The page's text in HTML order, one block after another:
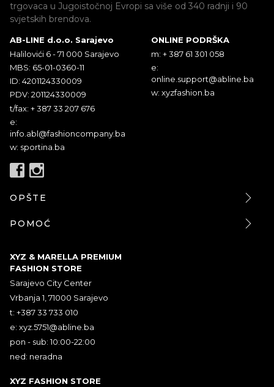
trgovaca u Jugoistočnoj Evropi sa više od 340 radnji i 90
svjetskih brendova.
AB-LINE d.o.o. Sarajevo
Halilovići 6 - 71 000 Sarajevo
MBS: 65-01-0360-11
ID: 4201124330009
PDV: 201124330009
t/fax: + 387 33 207 676
e:
info.abl@fashioncompany.ba
w: sportina.ba
ONLINE PODRŠKA
m: + 387 61 301 058
e:
online.support@abline.ba
w: xyzfashion.ba
OPŠTE
POMOĆ
XYZ & MARELLA PREMIUM
FASHION STORE
Sarajevo City Center
Vrbanja 1, 71000 Sarajevo
t: +387 33 733 010
e: xyz.5751@abline.ba
pon - sub: 10:00-22:00
ned: neradna
XYZ FASHION STORE